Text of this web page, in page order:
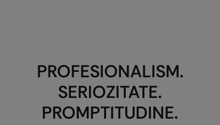
PROFESIONALISM.
SERIOZITATE.
PROMPTITUDINE.